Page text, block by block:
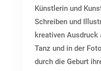
Künstlerin und
Schreiben und
kreativen
Tanz und in der
durch die Geburt